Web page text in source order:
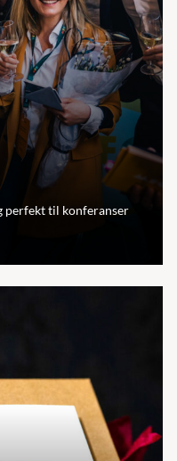
perfekt til konferanser